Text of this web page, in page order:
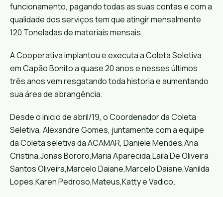
funcionamento, pagando todas as suas contas e com a
qualidade dos serviços tem que atingir mensalmente
120 Toneladas de materiais mensais.
A Cooperativa implantou e executa a Coleta Seletiva
em Capão Bonito a quase 20 anos e nesses últimos
três anos vem resgatando toda historia e aumentando
sua área de abrangência.
Desde o inicio de abril/19, o Coordenador da Coleta
Seletiva, Alexandre Gomes, juntamente com a equipe
da Coleta seletiva da ACAMAR, Daniele Mendes,Ana
Cristina,Jonas Bororo,Maria Aparecida,Laila De Oliveira
Santos Oliveira,Marcelo Daiane,Marcelo Daiane,Vanilda
Lopes,Karen Pedroso,Mateus,Katty e Vadico.